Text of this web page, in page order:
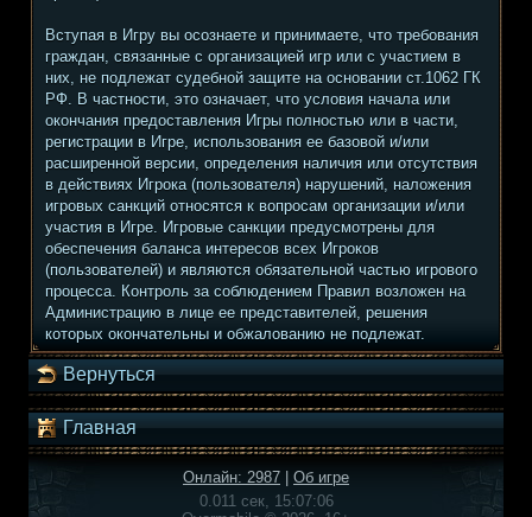
Вступая в Игру вы осознаете и принимаете, что требования
граждан, связанные с организацией игр или с участием в
них, не подлежат судебной защите на основании ст.1062 ГК
РФ. В частности, это означает, что условия начала или
окончания предоставления Игры полностью или в части,
регистрации в Игре, использования ее базовой и/или
расширенной версии, определения наличия или отсутствия
в действиях Игрока (пользователя) нарушений, наложения
игровых санкций относятся к вопросам организации и/или
участия в Игре. Игровые санкции предусмотрены для
обеспечения баланса интересов всех Игроков
(пользователей) и являются обязательной частью игрового
процесса. Контроль за соблюдением Правил возложен на
Администрацию в лице ее представителей, решения
которых окончательны и обжалованию не подлежат.
Вернуться
Главная
Онлайн: 2987
Об игре
0.011 сек, 15:07:06